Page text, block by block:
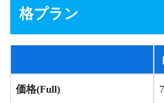
格プラン
価格(Full)